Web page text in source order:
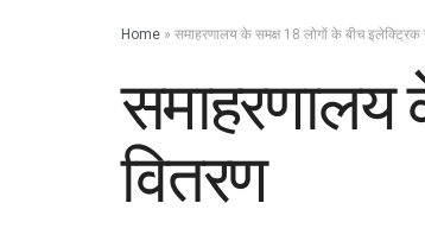
Home » समाहरणालय के समक्ष 18 लोगों के बीच इलेक्ट्रिक
समाहरणालय
वितरण